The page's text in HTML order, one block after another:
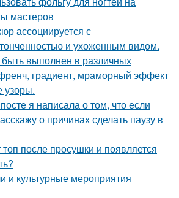
мастеров
ассоциируется с
и ухоженным видом.
выполнен в различных
градиент, мраморный эффект
узоры.
я написала о том, что если
о причинах сделать паузу в
после просушки и появляется
и культурные мероприятия